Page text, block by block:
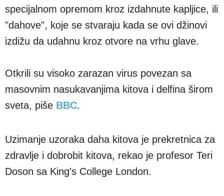
specijalnom opremom kroz izdahnute kapljice, ili
"dahove", koje se stvaraju kada se ovi džinovi
izdižu da udahnu kroz otvore na vrhu glave.
Otkrili su visoko zarazan virus povezan sa
masovnim nasukavanjima kitova i delfina širom
sveta, piše BBC.
Uzimanje uzoraka daha kitova je prekretnica za
zdravlje i dobrobit kitova, rekao je profesor Teri
Doson sa King's College London.